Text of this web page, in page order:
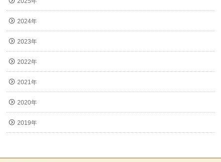
2024年
2023年
2022年
2021年
2020年
2019年